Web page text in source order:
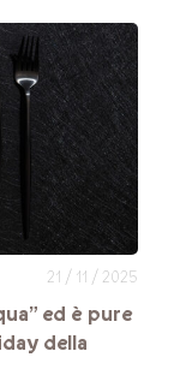
21 / 11 / 2025
ed è pure
della